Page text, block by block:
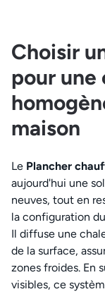
Choisir
pour une
maison
Le Plancher
aujourd'hui une
neuves, tout en
la configuration
Il diffuse une
de la surface,
zones froides. En
visibles, ce